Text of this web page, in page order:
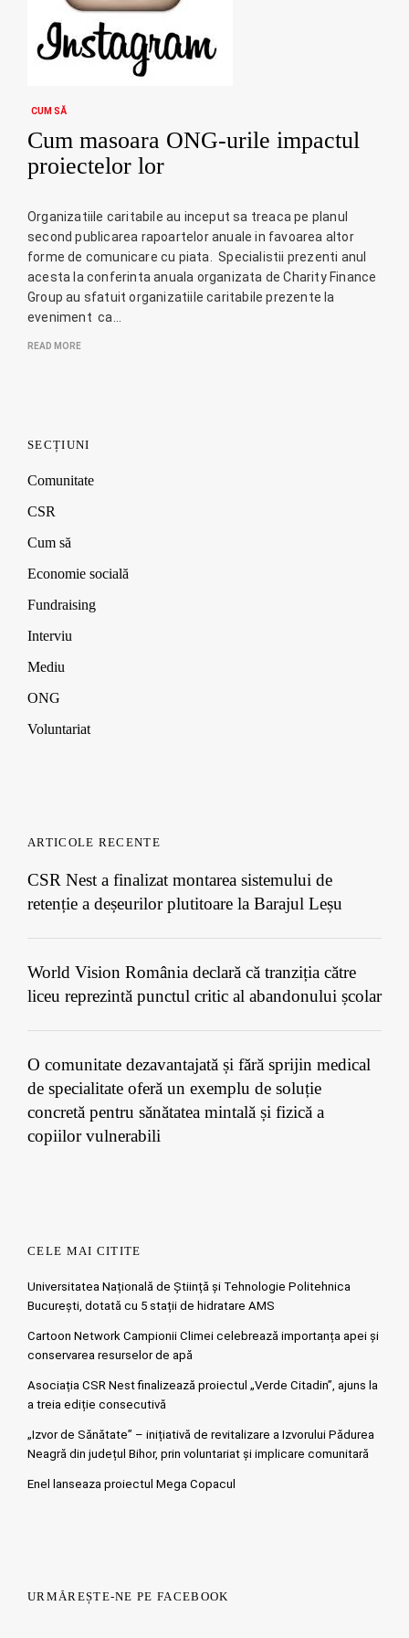
CUM SĂ
Cum masoara ONG-urile impactul
proiectelor lor
Organizatiile caritabile au inceput sa treaca pe planul
second publicarea rapoartelor anuale in favoarea altor
forme de comunicare cu piata. Specialistii prezenti anul
acesta la conferinta anuala organizata de Charity Finance
Group au sfatuit organizatiile caritabile prezente la
eveniment ca…
READ MORE
SECȚIUNI
Comunitate
CSR
Cum să
Economie socială
Fundraising
Interviu
Mediu
ONG
Voluntariat
ARTICOLE RECENTE
CSR Nest a finalizat montarea sistemului de
retenție a deșeurilor plutitoare la Barajul Leșu
World Vision România declară că tranziția către
liceu reprezintă punctul critic al abandonului școlar
O comunitate dezavantajată și fără sprijin medical
de specialitate oferă un exemplu de soluție
concretă pentru sănătatea mintală și fizică a
copiilor vulnerabili
CELE MAI CITITE
Universitatea Națională de Știință și Tehnologie Politehnica
București, dotată cu 5 stații de hidratare AMS
Cartoon Network Campionii Climei celebrează importanța apei și
conservarea resurselor de apă
Asociația CSR Nest finalizează proiectul „Verde Citadin”, ajuns la
a treia ediție consecutivă
„Izvor de Sănătate” – inițiativă de revitalizare a Izvorului Pădurea
Neagră din județul Bihor, prin voluntariat și implicare comunitară
Enel lanseaza proiectul Mega Copacul
URMĂREȘTE-NE PE FACEBOOK